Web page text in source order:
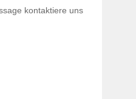
kontaktiere uns